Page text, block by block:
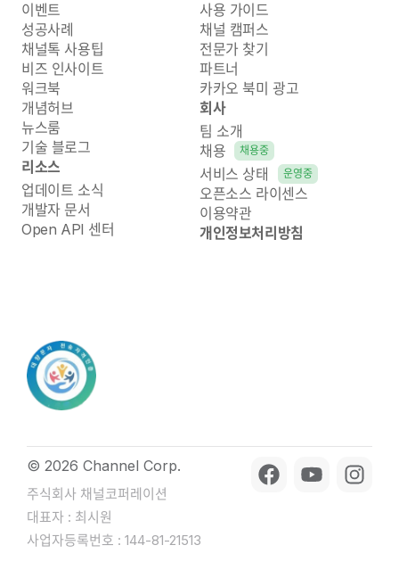
이벤트
성공사례
채널톡 사용팁
비즈 인사이트
워크북
개념허브
뉴스룸
기술 블로그
리소스
업데이트 소식
개발자 문서
Open API 센터
사용 가이드
채널 캠퍼스
전문가 찾기
파트너
카카오 북미 광고
회사
팀 소개
채용
채용중
서비스 상태 운영중
오픈소스 라이센스
이용약관
개인정보처리방침
© 2026 Channel Corp.
주식회사 채널코퍼레이션
대표자 : 최시원
사업자등록번호 : 144-81-21513